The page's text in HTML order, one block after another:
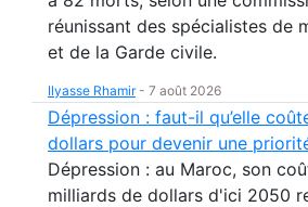
réunissant des spécialistes de
et de la Garde civile.
Ilyasse Rhamir- 7 août 2026
Dépression : faut-il qu’elle
dollars pour devenir une
Dépression : au Maroc, son
milliards de dollars d'ici 2050